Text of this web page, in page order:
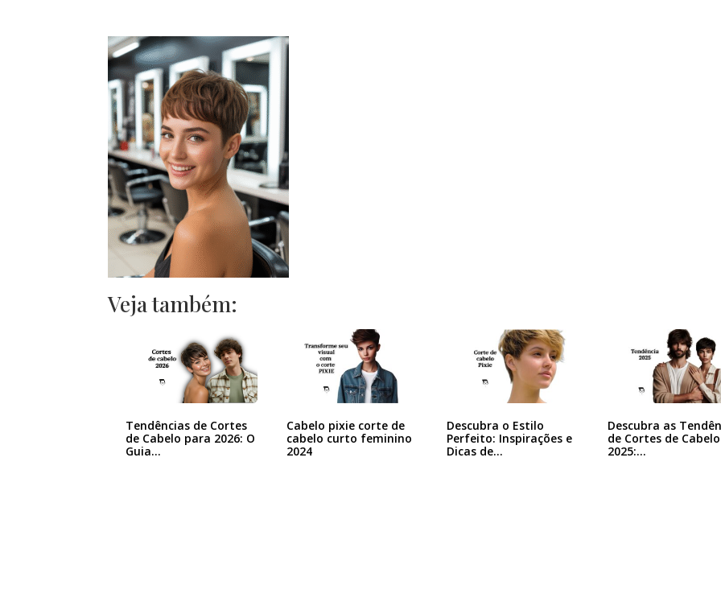
Veja também:
Tendências de Cortes
de Cabelo para 2026: O
Guia…
Cabelo pixie corte de
cabelo curto feminino
2024
Descubra o Estilo
Perfeito: Inspirações e
Dicas de…
Descubra as
de Cortes de Cabelo
2025:…